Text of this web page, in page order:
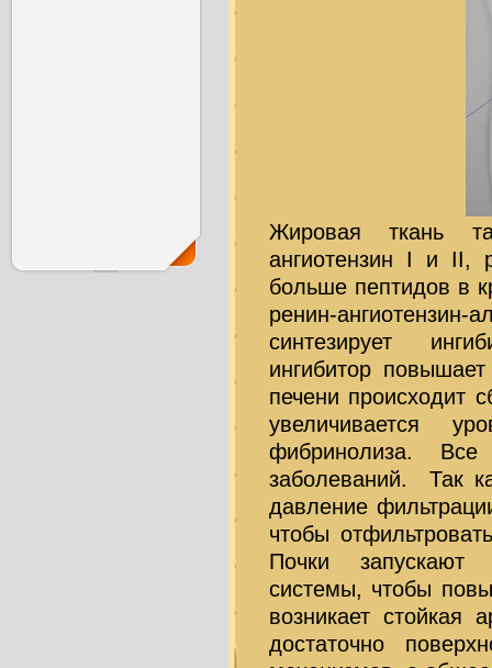
Жировая ткань
ангиотензин I и II,
больше пептидов в
ренин-
синтезирует
ингибитор
печени происходит
увеличивается
фибринолиза. Все
заболеваний. Так
давление
чтобы
Почки запускают
системы, чтобы
возникает стойкая
достаточно